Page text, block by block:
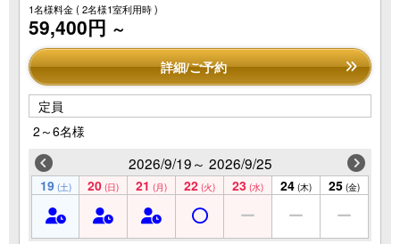
1名様料金( 2名様1室利用時 )
59,400円 ～
詳細/ご予約
定員
2～6名様
2026/9/19～ 2026/9/25
19 (土) 20 (日) 21 (月) 22 (火) 23 (水) 24 (木) 25 (金)